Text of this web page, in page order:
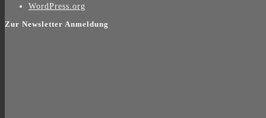
WordPress.org
Zur Newsletter Anmeldung